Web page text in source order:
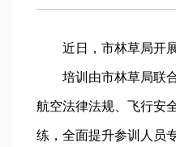
近日，市林草局开展
培训由市林草局联合
航空法律法规、飞行安
练，全面提升参训人员